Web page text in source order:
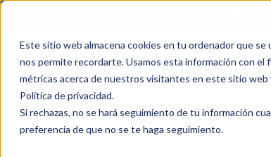
Este sitio web almacena cookies en tu ordenador que
nos permite recordarte. Usamos esta información con el
métricas acerca de nuestros visitantes en este sitio
Política de privacidad.
Si rechazas, no se hará seguimiento de tu información
preferencia de que no se te haga seguimiento.
Productos